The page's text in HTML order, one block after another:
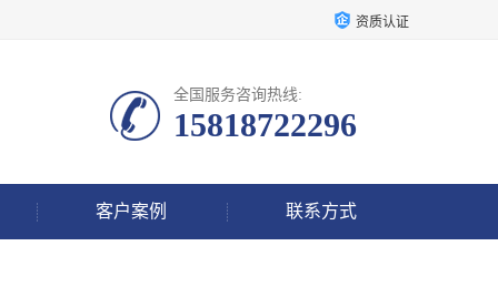
资质认证
全国服务咨询热线:
15818722296
客户案例 联系方式